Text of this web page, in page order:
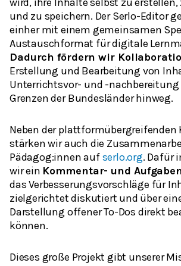
und zu speichern. Der Serlo-Editor
einher mit einem gemeinsamen
Austauschformat für digitale
Dadurch fördern wir
Erstellung und Bearbeitung von
Unterrichtsvor- und -nachbereitung
Grenzen der Bundesländer hinweg.
Neben der plattformübergreifenden
stärken wir auch die
Pädagog:innen aufserlo.org. Dafür
wir ein Kommentar- und
das Verbesserungsvorschläge für
zielgerichtet diskutiert und über
Darstellung offener To-Dos direkt
können.
Dieses große Projekt gibt unserer